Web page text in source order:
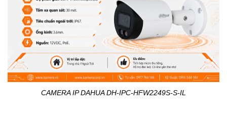
CAMERA IP DAHUA DH-IPC-HFW2249S-S-IL